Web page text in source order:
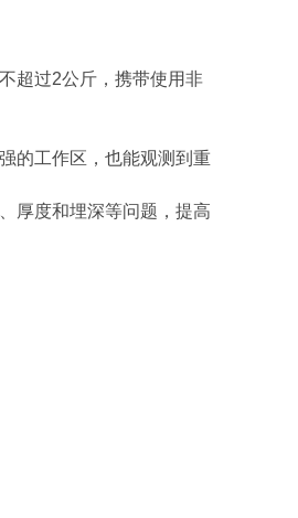
超过2公斤，携带使用非
的工作区，也能观测到重
厚度和埋深等问题，提高